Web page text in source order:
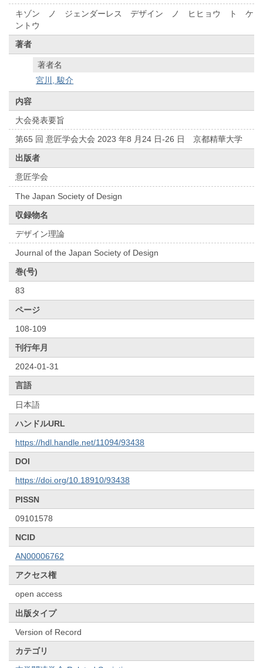
キゾン ノ ジェンダーレス デザイン ノ ヒヒョウ ト ケ
ントウ
著者
著者名
宮川, 駿介
内容
大会発表要旨
第65 回 意匠学会大会 2023 年8 月24 日-26 日 京都精華大学
出版者
意匠学会
The Japan Society of Design
収録物名
デザイン理論
Journal of the Japan Society of Design
巻(号)
83
ページ
108-109
刊行年月
2024-01-31
言語
日本語
ハンドルURL
https://hdl.handle.net/11094/93438
DOI
https://doi.org/10.18910/93438
PISSN
09101578
NCID
AN00006762
アクセス権
open access
出版タイプ
Version of Record
カテゴリ